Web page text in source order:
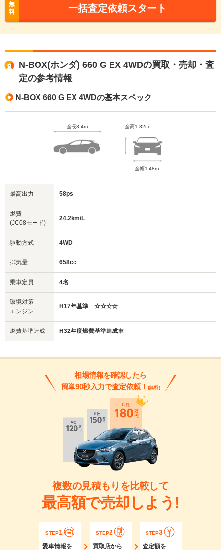
無
料
一括査定依頼スタート
N-BOX(ホンダ) 660 G EX 4WDの買取・売却・査
定の参考情報
N-BOX 660 G EX 4WDの基本スペック
全長3.4m 全高1.82m
全幅1.48m
最高出力 58ps
燃費
(JC08モード)
24.2km/L
駆動方式 4WD
排気量 658cc
乗車定員 4名
環境対策
エンジン
H17年基準 ☆☆☆☆
燃費基準達成 H32年度燃費基準達成車
相場情報を確認したら
簡単90秒入力で査定依頼！ (無料)
複数の見積もりを比較して
最高額で売却しよう!
STEP1
愛車情報を
STEP2
買取店から
STEP3
査定額を